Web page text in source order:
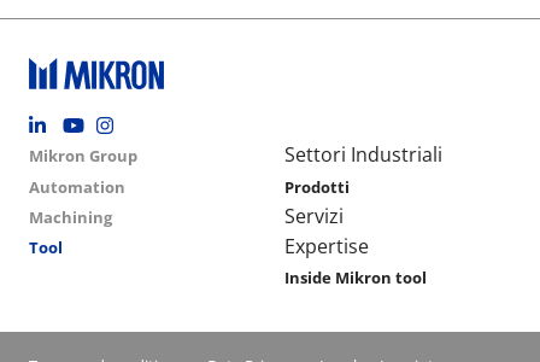
Footer social
Group menu
Mikron Group
Automation
Machining
Tool
Main navigation
Settori Industriali
Prodotti
Servizi
Expertise
Inside Mikron tool
Conditions footer menu